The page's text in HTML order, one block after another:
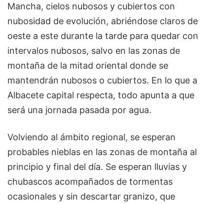
Mancha, cielos nubosos y cubiertos con
nubosidad de evolución, abriéndose claros de
oeste a este durante la tarde para quedar con
intervalos nubosos, salvo en las zonas de
montaña de la mitad oriental donde se
mantendrán nubosos o cubiertos. En lo que a
Albacete capital respecta, todo apunta a que
será una jornada pasada por agua.
Volviendo al ámbito regional, se esperan
probables nieblas en las zonas de montaña al
principio y final del día. Se esperan lluvias y
chubascos acompañados de tormentas
ocasionales y sin descartar granizo, que